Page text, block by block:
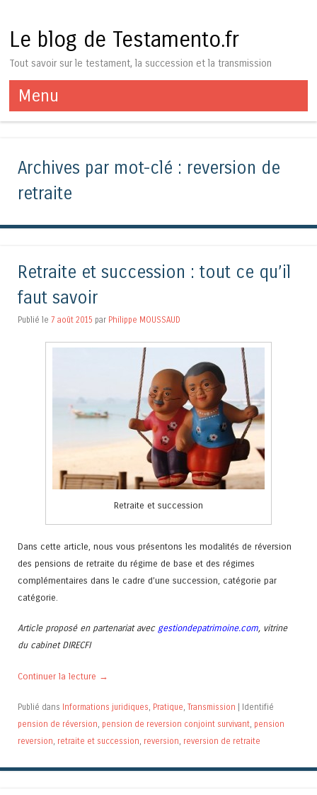
Le blog de Testamento.fr
Tout savoir sur le testament, la succession et la transmission
Menu
Aller au contenu
Archives par mot-clé : reversion de
retraite
Retraite et succession : tout ce qu’il
faut savoir
Publié le 7 août 2015 par Philippe MOUSSAUD
Retraite et succession
Dans cette article, nous vous présentons les modalités de réversion
des pensions de retraite du régime de base et des régimes
complémentaires dans le cadre d’une succession, catégorie par
catégorie.
Article proposé en partenariat avec gestiondepatrimoine.com, vitrine
du cabinet DIRECFI
Continuer la lecture →
Publié dans Informations juridiques, Pratique, Transmission | Identifié
pension de réversion, pension de reversion conjoint survivant, pension
reversion, retraite et succession, reversion, reversion de retraite